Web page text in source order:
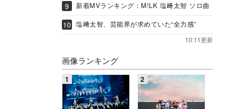
新着MVランキング：M!LK 塩﨑太智 ソロ曲
塩﨑太智、芸能界が求めていた“全力感”
10:11更新
画像ランキング